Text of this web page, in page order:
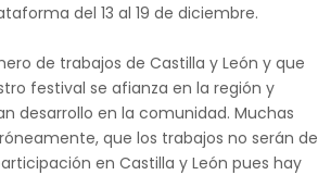
del 13 al 19 de diciembre.
de trabajos de Castilla y León y que
festival se afianza en la región y
desarrollo en la comunidad. Muchas
que los trabajos no serán de
en Castilla y León pues hay